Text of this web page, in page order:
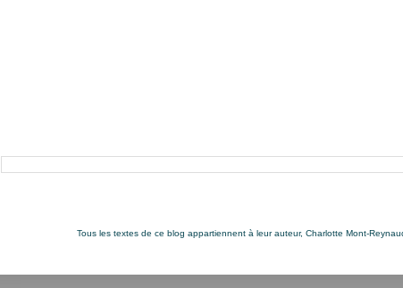
Tous les textes de ce blog appartiennent à leur auteur, Charlotte Mont-